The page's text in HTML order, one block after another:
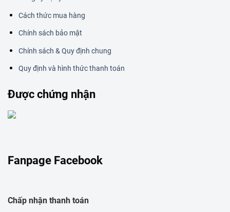
Cách thức mua hàng
Chính sách bảo mật
Chính sách & Quy định chung
Quy định và hình thức thanh toán
Được chứng nhận
Fanpage Facebook
Chấp nhận thanh toán